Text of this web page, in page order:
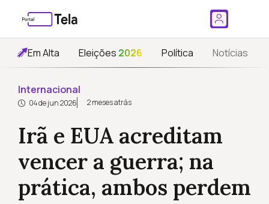
Em Alta Eleições 2026 Política Notícias
Internacional
04 de jun 2026 2 meses atrás
Irã e EUA acreditam
vencer a guerra; na
prática, ambos perdem